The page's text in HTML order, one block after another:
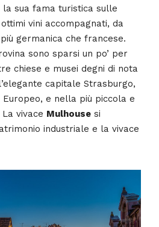
sua fama turistica sulle
vini accompagnati, da
germanica che francese.
sono sparsi un po’ per
chiese e musei degni di nota
capitale Strasburgo,
e nella più piccola e
La vivace Mulhouse si
industriale e la vivace